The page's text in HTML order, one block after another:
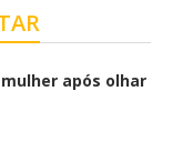
após olhar